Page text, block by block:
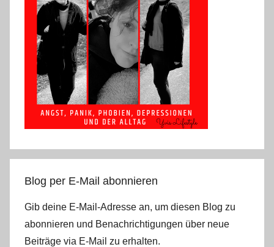
Blog per E-Mail abonnieren
Gib deine E-Mail-Adresse an, um diesen Blog zu
abonnieren und Benachrichtigungen über neue
Beiträge via E-Mail zu erhalten.